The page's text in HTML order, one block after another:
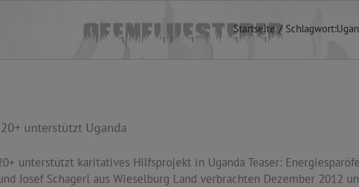
Startseite Schlagwort:
unterstützt Uganda
unterstützt karitatives Hilfsprojekt in Uganda Teaser:
Josef Schagerl aus Wieselburg Land verbrachten Dezember 2012